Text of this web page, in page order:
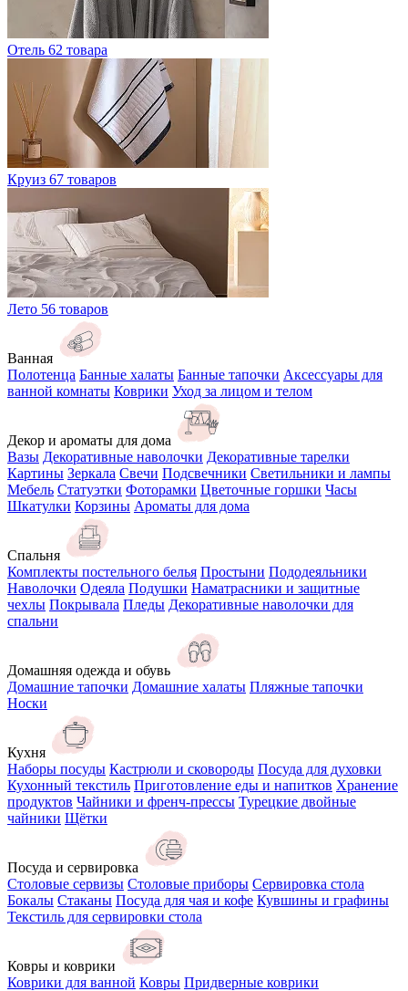
Отель 62 товара
Круиз 67 товаров
Лето 56 товаров
Ванная
Полотенца Банные халаты Банные тапочки Аксессуары для
ванной комнаты Коврики Уход за лицом и телом
Декор и ароматы для дома
Вазы Декоративные наволочки Декоративные тарелки
Картины Зеркала Свечи Подсвечники Светильники и лампы
Мебель Статуэтки Фоторамки Цветочные горшки Часы
Шкатулки Корзины Ароматы для дома
Спальня
Комплекты постельного белья Простыни Пододеяльники
Наволочки Одеяла Подушки Наматрасники и защитные
чехлы Покрывала Пледы Декоративные наволочки для
спальни
Домашняя одежда и обувь
Домашние тапочки Домашние халаты Пляжные тапочки
Носки
Кухня
Наборы посуды Кастрюли и сковороды Посуда для духовки
Кухонный текстиль Приготовление еды и напитков Хранение
продуктов Чайники и френч-прессы Турецкие двойные
чайники Щётки
Посуда и сервировка
Столовые сервизы Столовые приборы Сервировка стола
Бокалы Стаканы Посуда для чая и кофе Кувшины и графины
Текстиль для сервировки стола
Ковры и коврики
Коврики для ванной Ковры Придверные коврики